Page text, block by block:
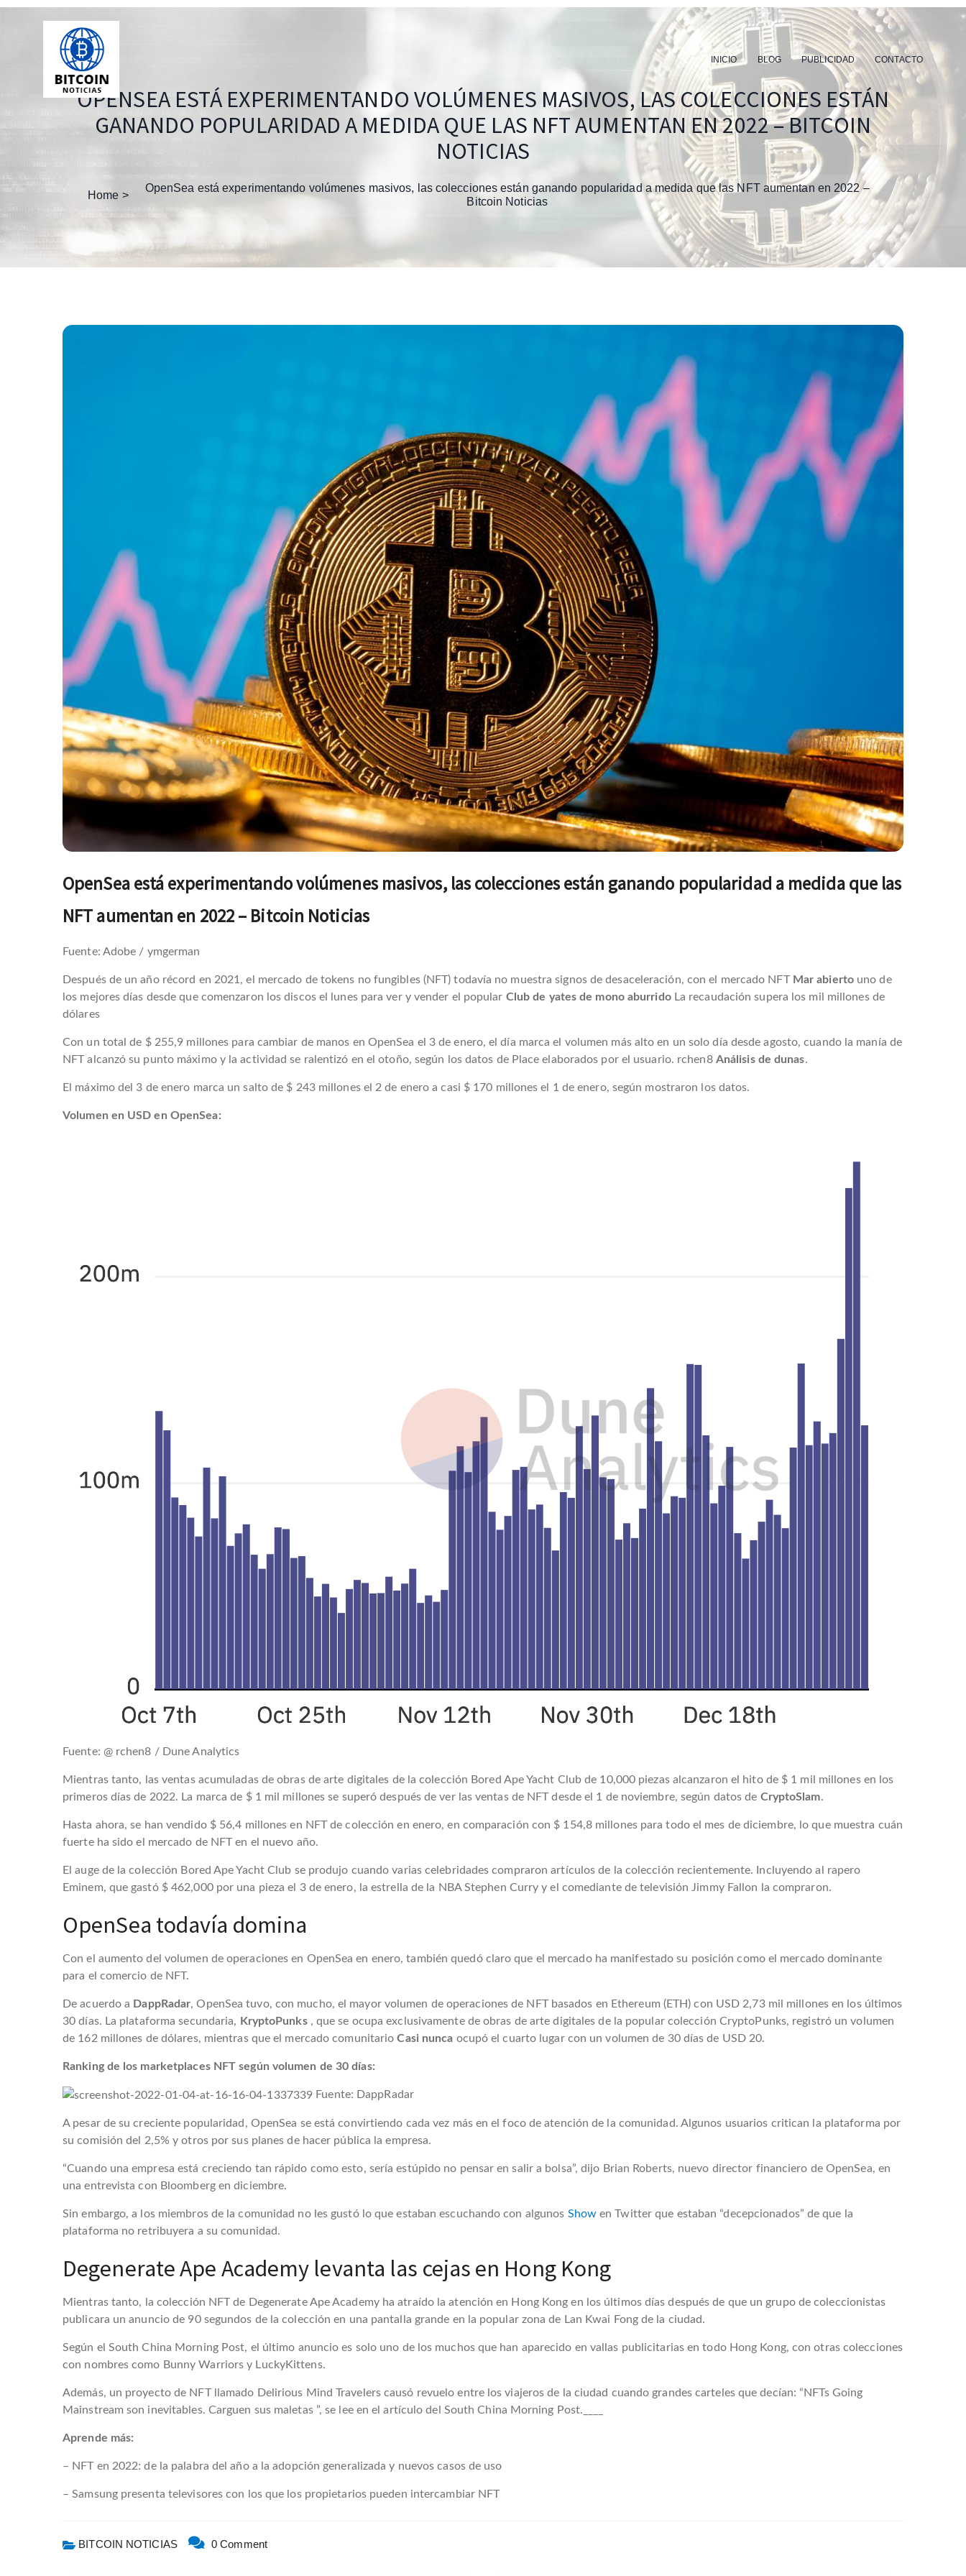
INICIO BLOG PUBLICIDAD CONTACTO
OPENSEA ESTÁ EXPERIMENTANDO VOLÚMENES MASIVOS, LAS COLECCIONES ESTÁN
GANANDO POPULARIDAD A MEDIDA QUE LAS NFT AUMENTAN EN 2022 – BITCOIN
NOTICIAS
Home
OpenSea está experimentando volúmenes masivos, las colecciones están ganando popularidad a medida que las NFT aumentan en 2022 –
Bitcoin Noticias
OpenSea está experimentando volúmenes masivos, las colecciones están ganando popularidad a medida que las
NFT aumentan en 2022 – Bitcoin Noticias
Fuente: Adobe / ymgerman
Después de un año récord en 2021, el mercado de tokens no fungibles (NFT) todavía no muestra signos de desaceleración, con el mercado NFT Mar abiertouno de
los mejores días desde que comenzaron los discos el lunes para ver y vender el popular Club de yates de mono aburridoLa recaudación supera los mil millones de
dólares
Con un total de $ 255,9 millones para cambiar de manos en OpenSea el 3 de enero, el día marca el volumen más alto en un solo día desde agosto, cuando la manía de
NFT alcanzó su punto máximo y la actividad se ralentizó en el otoño, según los datos de Place elaborados por el usuario. rchen8 Análisis de dunas.
El máximo del 3 de enero marca un salto de $ 243 millones el 2 de enero a casi $ 170 millones el 1 de enero, según mostraron los datos.
Volumen en USD en OpenSea:
Fuente: @ rchen8 / Dune Analytics
Mientras tanto, las ventas acumuladas de obras de arte digitales de la colección Bored Ape Yacht Club de 10,000 piezas alcanzaron el hito de $ 1 mil millones en los
primeros días de 2022. La marca de $ 1 mil millones se superó después de ver las ventas de NFT desde el 1 de noviembre, según datos de CryptoSlam.
Hasta ahora, se han vendido $ 56,4 millones en NFT de colección en enero, en comparación con $ 154,8 millones para todo el mes de diciembre, lo que muestra cuán
fuerte ha sido el mercado de NFT en el nuevo año.
El auge de la colección Bored Ape Yacht Club se produjo cuando varias celebridades compraron artículos de la colección recientemente. Incluyendo al rapero
Eminem, que gastó $ 462,000 por una pieza el 3 de enero, la estrella de la NBA Stephen Curry y el comediante de televisión Jimmy Fallon la compraron.
OpenSea todavía domina
Con el aumento del volumen de operaciones en OpenSea en enero, también quedó claro que el mercado ha manifestado su posición como el mercado dominante
para el comercio de NFT.
De acuerdo a DappRadar, OpenSea tuvo, con mucho, el mayor volumen de operaciones de NFT basados ​​en Ethereum (ETH) con USD 2,73 mil millones en los últimos
30 días. La plataforma secundaria, KryptoPunks, que se ocupa exclusivamente de obras de arte digitales de la popular colección CryptoPunks, registró un volumen
de 162 millones de dólares, mientras que el mercado comunitarioCasi nunca ocupó el cuarto lugar con un volumen de 30 días de USD 20.
Ranking de los marketplaces NFT según volumen de 30 días:
Fuente: DappRadar
A pesar de su creciente popularidad, OpenSea se está convirtiendo cada vez más en el foco de atención de la comunidad. Algunos usuarios critican la plataforma por
su comisión del 2,5% y otros por sus planes de hacer pública la empresa.
“Cuando una empresa está creciendo tan rápido como esto, sería estúpido no pensar en salir a bolsa”, dijo Brian Roberts, nuevo director financiero de OpenSea, en
una entrevista con Bloomberg en diciembre.
Sin embargo, a los miembros de la comunidad no les gustó lo que estaban escuchando con algunos Showen Twitter que estaban “decepcionados” de que la
plataforma no retribuyera a su comunidad.
Degenerate Ape Academy levanta las cejas en Hong Kong
Mientras tanto, la colección NFT de Degenerate Ape Academy ha atraído la atención en Hong Kong en los últimos días después de que un grupo de coleccionistas
publicara un anuncio de 90 segundos de la colección en una pantalla grande en la popular zona de Lan Kwai Fong de la ciudad.
Según el South China Morning Post, el último anuncio es solo uno de los muchos que han aparecido en vallas publicitarias en todo Hong Kong, con otras colecciones
con nombres como Bunny Warriors y LuckyKittens.
Además, un proyecto de NFT llamado Delirious Mind Travelers causó revuelo entre los viajeros de la ciudad cuando grandes carteles que decían: “NFTs Going
Mainstream son inevitables. Carguen sus maletas ”, se lee en el artículo del South China Morning Post.____
Aprende más:
– NFT en 2022: de la palabra del año a la adopción generalizada y nuevos casos de uso
– Samsung presenta televisores con los que los propietarios pueden intercambiar NFT
BITCOIN NOTICIAS 0 Comment
Navegación